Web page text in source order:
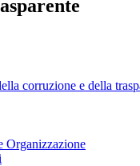
corruzione e della
Organizzazione